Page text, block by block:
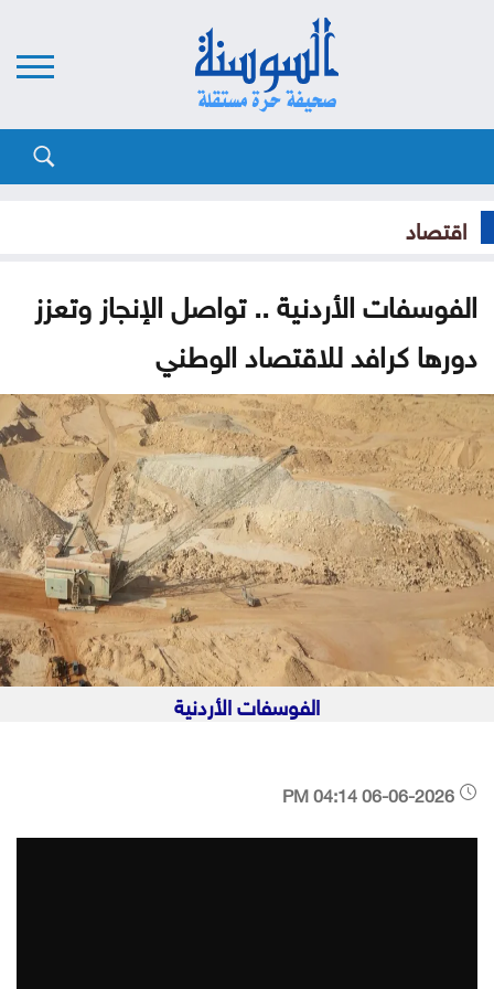
اقتصاد
الفوسفات الأردنية .. تواصل الإنجاز وتعزز
دورها كرافد للاقتصاد الوطني
الفوسفات الأردنية